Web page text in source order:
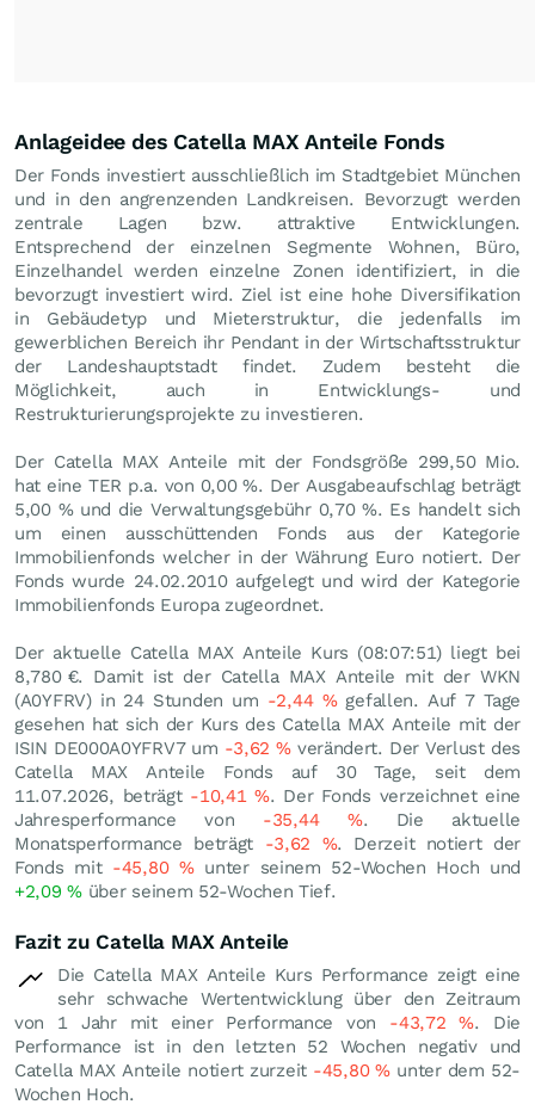
Anlageidee des Catella MAX Anteile Fonds
Der Fonds investiert ausschließlich im Stadtgebiet München
und in den angrenzenden Landkreisen. Bevorzugt werden
zentrale Lagen bzw. attraktive Entwicklungen.
Entsprechend der einzelnen Segmente Wohnen, Büro,
Einzelhandel werden einzelne Zonen identifiziert, in die
bevorzugt investiert wird. Ziel ist eine hohe Diversifikation
in Gebäudetyp und Mieterstruktur, die jedenfalls im
gewerblichen Bereich ihr Pendant in der Wirtschaftsstruktur
der Landeshauptstadt findet. Zudem besteht die
Möglichkeit, auch in Entwicklungs- und
Restrukturierungsprojekte zu investieren.
Der Catella MAX Anteile mit der Fondsgröße 299,50 Mio.
hat eine TER p.a. von 0,00 %. Der Ausgabeaufschlag beträgt
5,00 % und die Verwaltungsgebühr 0,70 %. Es handelt sich
um einen ausschüttenden Fonds aus der Kategorie
Immobilienfonds welcher in der Währung Euro notiert. Der
Fonds wurde 24.02.2010 aufgelegt und wird der Kategorie
Immobilienfonds Europa zugeordnet.
Der aktuelle Catella MAX Anteile Kurs (08:07:51) liegt bei
8,780 €. Damit ist der Catella MAX Anteile mit der WKN
(A0YFRV) in 24 Stunden um -2,44 %gefallen. Auf 7 Tage
gesehen hat sich der Kurs des Catella MAX Anteile mit der
ISIN DE000A0YFRV7 um -3,62%verändert. Der Verlust des
Catella MAX Anteile Fonds auf 30 Tage, seit dem
11.07.2026, beträgt -10,41%. Der Fonds verzeichnet eine
Jahresperformance von -35,44 %. Die aktuelle
Monatsperformance beträgt -3,62 %. Derzeit notiert der
Fonds mit -45,80 %unter seinem 52-Wochen Hoch und
+2,09%über seinem 52-Wochen Tief.
Fazit zu Catella MAX Anteile
Die Catella MAX Anteile Kurs Performance zeigt eine
sehr schwache Wertentwicklung über den Zeitraum
von 1 Jahr mit einer Performance von -43,72%. Die
Performance ist in den letzten 52 Wochen negativ und
Catella MAX Anteile notiert zurzeit -45,80% unter dem 52-
Wochen Hoch.